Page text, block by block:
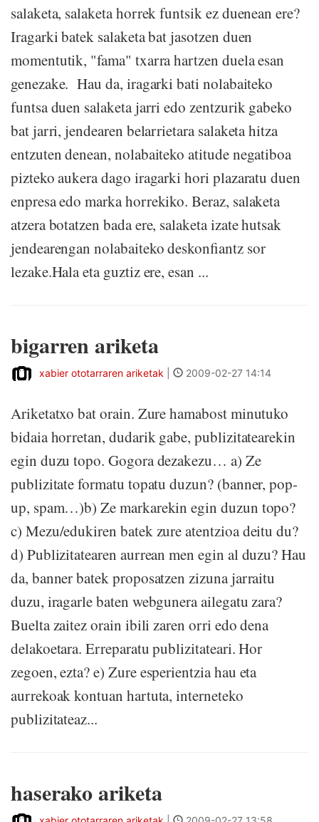
salaketa, salaketa horrek funtsik ez duenean ere?
Iragarki batek salaketa bat jasotzen duen
momentutik, "fama" txarra hartzen duela esan
genezake. Hau da, iragarki bati nolabaiteko
funtsa duen salaketa jarri edo zentzurik gabeko
bat jarri, jendearen belarrietara salaketa hitza
entzuten denean, nolabaiteko atitude negatiboa
pizteko aukera dago iragarki hori plazaratu duen
enpresa edo marka horrekiko. Beraz, salaketa
atzera botatzen bada ere, salaketa izate hutsak
jendearengan nolabaiteko deskonfiantz sor
lezake.Hala eta guztiz ere, esan ...
bigarren ariketa
xabier ototarraren ariketak 2009-02-27 14:14
Ariketatxo bat orain. Zure hamabost minutuko
bidaia horretan, dudarik gabe, publizitatearekin
egin duzu topo. Gogora dezakezu… a) Ze
publizitate formatu topatu duzun? (banner, pop-
up, spam…)b) Ze markarekin egin duzun topo?
c) Mezu/edukiren batek zure atentzioa deitu du?
d) Publizitatearen aurrean men egin al duzu? Hau
da, banner batek proposatzen zizuna jarraitu
duzu, iragarle baten webgunera ailegatu zara?
Buelta zaitez orain ibili zaren orri edo dena
delakoetara. Erreparatu publizitateari. Hor
zegoen, ezta? e) Zure esperientzia hau eta
aurrekoak kontuan hartuta, interneteko
publizitateaz...
haserako ariketa